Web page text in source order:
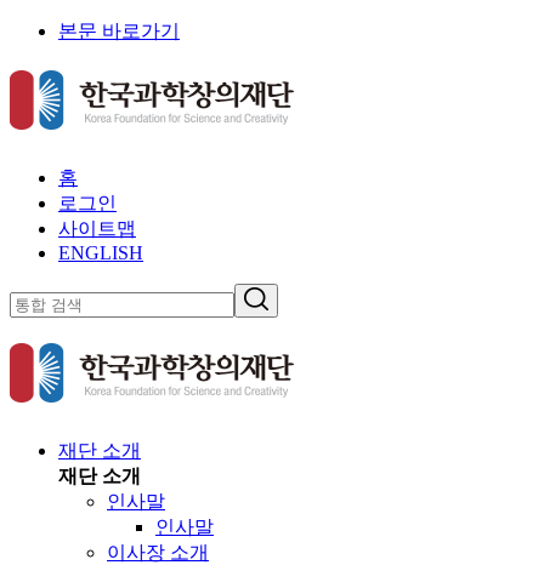
본문 바로가기
홈
로그인
사이트맵
ENGLISH
재단 소개
재단 소개
인사말
인사말
이사장 소개